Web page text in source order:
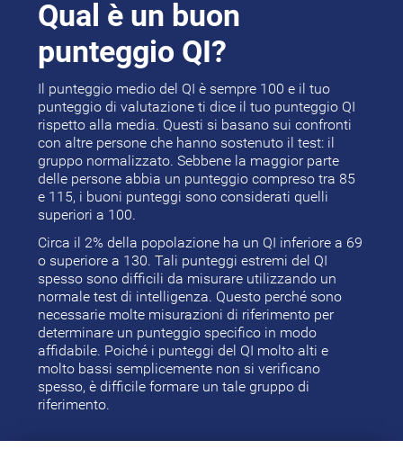
Qual è un buon
punteggio QI?
Il punteggio medio del QI è sempre 100 e il tuo
punteggio di valutazione ti dice il tuo punteggio QI
rispetto alla media. Questi si basano sui confronti
con altre persone che hanno sostenuto il test: il
gruppo normalizzato. Sebbene la maggior parte
delle persone abbia un punteggio compreso tra 85
e 115, i buoni punteggi sono considerati quelli
superiori a 100.
Circa il 2% della popolazione ha un QI inferiore a 69
o superiore a 130. Tali punteggi estremi del QI
spesso sono difficili da misurare utilizzando un
normale test di intelligenza. Questo perché sono
necessarie molte misurazioni di riferimento per
determinare un punteggio specifico in modo
affidabile. Poiché i punteggi del QI molto alti e
molto bassi semplicemente non si verificano
spesso, è difficile formare un tale gruppo di
riferimento.